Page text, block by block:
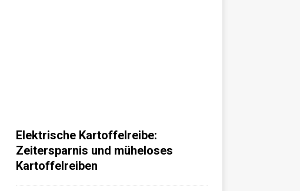
Elektrische Kartoffelreibe:
Zeitersparnis und müheloses
Kartoffelreiben